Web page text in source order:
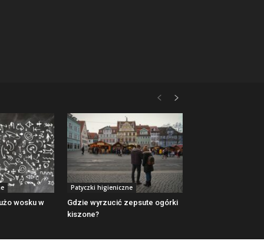
wosku w
Patyczki higieniczne
Gdzie wyrzucić zepsute ogórki
kiszone?